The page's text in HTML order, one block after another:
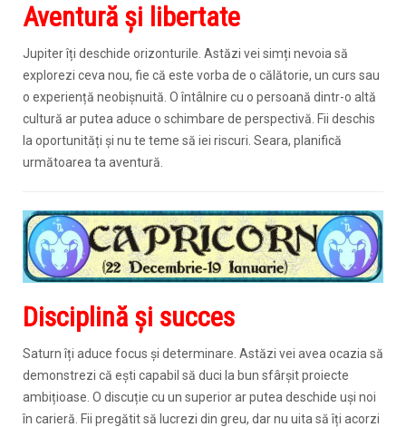
Aventură și libertate
Jupiter îți deschide orizonturile. Astăzi vei simți nevoia să
explorezi ceva nou, fie că este vorba de o călătorie, un curs sau
o experiență neobișnuită. O întâlnire cu o persoană dintr-o altă
cultură ar putea aduce o schimbare de perspectivă. Fii deschis
la oportunități și nu te teme să iei riscuri. Seara, planifică
următoarea ta aventură.
Disciplină și succes
Saturn îți aduce focus și determinare. Astăzi vei avea ocazia să
demonstrezi că ești capabil să duci la bun sfârșit proiecte
ambițioase. O discuție cu un superior ar putea deschide uși noi
în carieră. Fii pregătit să lucrezi din greu, dar nu uita să îți acorzi